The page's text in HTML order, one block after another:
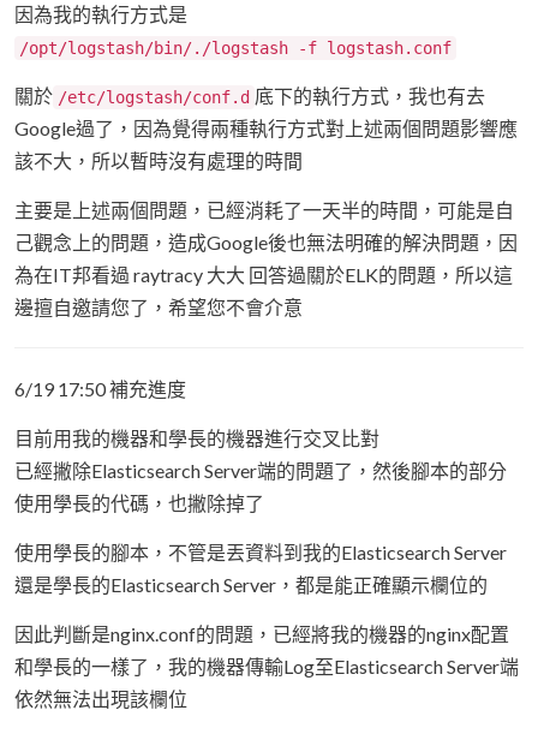
因為我的執行方式是
/opt/logstash/bin/./logstash -f logstash.conf
關於 /etc/logstash/conf.d 底下的執行方式，我也有去
Google過了，因為覺得兩種執行方式對上述兩個問題影響應
該不大，所以暫時沒有處理的時間
主要是上述兩個問題，已經消耗了一天半的時間，可能是自
己觀念上的問題，造成Google後也無法明確的解決問題，因
為在IT邦看過 raytracy 大大 回答過關於ELK的問題，所以這
邊擅自邀請您了，希望您不會介意
6/19 17:50 補充進度
目前用我的機器和學長的機器進行交叉比對
已經撇除Elasticsearch Server端的問題了，然後腳本的部分
使用學長的代碼，也撇除掉了
使用學長的腳本，不管是丟資料到我的Elasticsearch Server
還是學長的Elasticsearch Server，都是能正確顯示欄位的
因此判斷是nginx.conf的問題，已經將我的機器的nginx配置
和學長的一樣了，我的機器傳輸Log至Elasticsearch Server端
依然無法出現該欄位